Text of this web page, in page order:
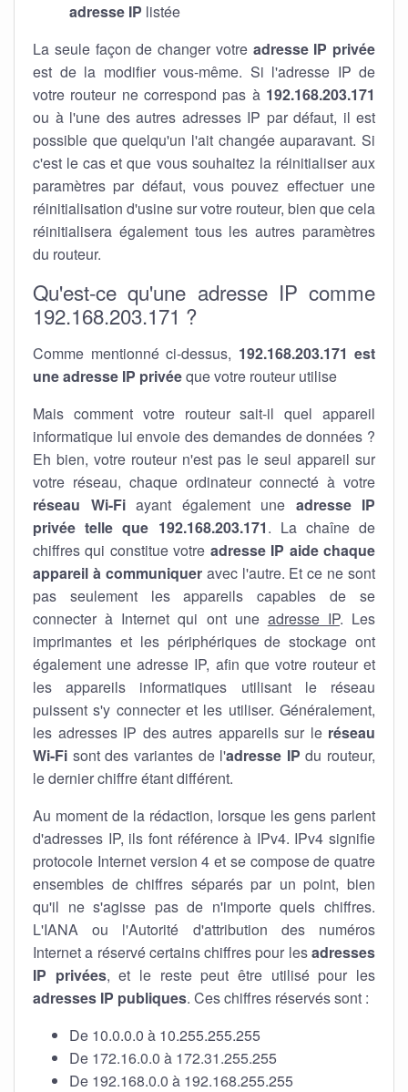
adresse IP listée
La seule façon de changer votre adresse IP privée
est de la modifier vous-même. Si l'adresse IP de
votre routeur ne correspond pas à 192.168.203.171
ou à l'une des autres adresses IP par défaut, il est
possible que quelqu'un l'ait changée auparavant. Si
c'est le cas et que vous souhaitez la réinitialiser aux
paramètres par défaut, vous pouvez effectuer une
réinitialisation d'usine sur votre routeur, bien que cela
réinitialisera également tous les autres paramètres
du routeur.
Qu'est-ce qu'une adresse IP comme
192.168.203.171 ?
Comme mentionné ci-dessus, 192.168.203.171 est
une adresse IP privéeque votre routeur utilise
Mais comment votre routeur sait-il quel appareil
informatique lui envoie des demandes de données ?
Eh bien, votre routeur n'est pas le seul appareil sur
votre réseau, chaque ordinateur connecté à votre
réseau Wi-Fiayant également une adresse IP
privée telle que 192.168.203.171. La chaîne de
chiffres qui constitue votre adresse IP aide chaque
appareil à communiqueravec l'autre. Et ce ne sont
pas seulement les appareils capables de se
connecter à Internet qui ont une adresse IP. Les
imprimantes et les périphériques de stockage ont
également une adresse IP, afin que votre routeur et
les appareils informatiques utilisant le réseau
puissent s'y connecter et les utiliser. Généralement,
les adresses IP des autres appareils sur le réseau
Wi-Fi sont des variantes de l'adresse IP du routeur,
le dernier chiffre étant différent.
Au moment de la rédaction, lorsque les gens parlent
d'adresses IP, ils font référence à IPv4. IPv4 signifie
protocole Internet version 4 et se compose de quatre
ensembles de chiffres séparés par un point, bien
qu'il ne s'agisse pas de n'importe quels chiffres.
L'IANA ou l'Autorité d'attribution des numéros
Internet a réservé certains chiffres pour lesadresses
IP privées, et le reste peut être utilisé pour les
adresses IP publiques. Ces chiffres réservés sont :
De 10.0.0.0 à 10.255.255.255
De 172.16.0.0 à 172.31.255.255
De 192.168.0.0 à 192.168.255.255